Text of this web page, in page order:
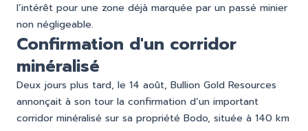
l’intérêt pour une zone déjà marquée par un passé minier
non négligeable.
Confirmation d'un corridor
minéralisé
Deux jours plus tard, le 14 août, Bullion Gold Resources
annonçait à son tour la confirmation d’un important
corridor minéralisé sur sa propriété Bodo, située à 140 km